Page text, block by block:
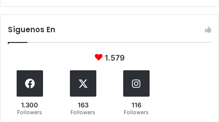
Síguenos En
1.579
1.300
Followers
163
Followers
116
Followers